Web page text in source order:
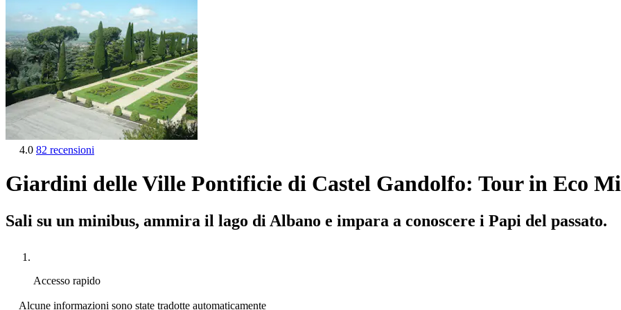
4.0 82 recensioni
Giardini delle Ville Pontificie di Castel Gandolfo: Tour in Eco
Sali su un minibus, ammira il lago di Albano e impara a conoscere i Papi del passato.
Accesso rapido
Alcune informazioni sono state tradotte automaticamente